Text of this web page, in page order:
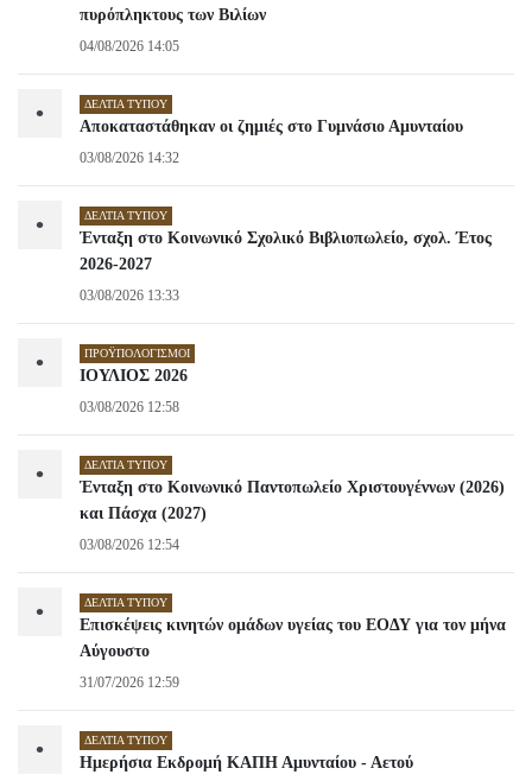
πυρόπληκτους των Βιλίων
04/08/2026 14:05
• ΔΕΛΤΊΑ ΤΎΠΟΥ
Αποκαταστάθηκαν οι ζημιές στο Γυμνάσιο Αμυνταίου
03/08/2026 14:32
• ΔΕΛΤΊΑ ΤΎΠΟΥ
Ένταξη στο Κοινωνικό Σχολικό Βιβλιοπωλείο, σχολ. Έτος
2026-2027
03/08/2026 13:33
• ΠΡΟΫΠΟΛΟΓΙΣΜΟΊ
ΙΟΥΛΙΟΣ 2026
03/08/2026 12:58
• ΔΕΛΤΊΑ ΤΎΠΟΥ
Ένταξη στο Κοινωνικό Παντοπωλείο Χριστουγέννων (2026)
και Πάσχα (2027)
03/08/2026 12:54
• ΔΕΛΤΊΑ ΤΎΠΟΥ
Επισκέψεις κινητών ομάδων υγείας του ΕΟΔΥ για τον μήνα
Αύγουστο
31/07/2026 12:59
• ΔΕΛΤΊΑ ΤΎΠΟΥ
Ημερήσια Εκδρομή ΚΑΠΗ Αμυνταίου - Αετού